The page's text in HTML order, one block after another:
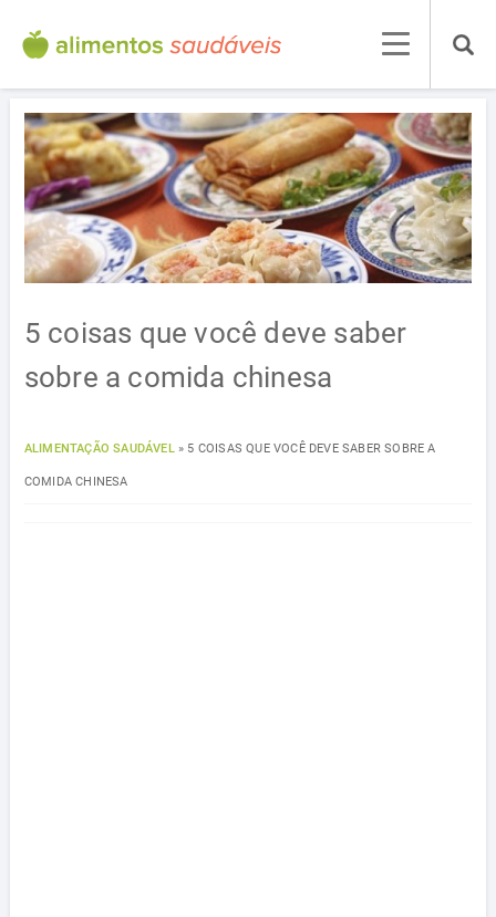
5 coisas que você deve saber
sobre a comida chinesa
ALIMENTAÇÃO SAUDÁVEL» 5 COISAS QUE VOCÊ DEVE SABER SOBRE A
COMIDA CHINESA